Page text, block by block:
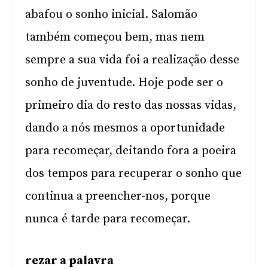
abafou o sonho inicial. Salomão
também começou bem, mas nem
sempre a sua vida foi a realização desse
sonho de juventude. Hoje pode ser o
primeiro dia do resto das nossas vidas,
dando a nós mesmos a oportunidade
para recomeçar, deitando fora a poeira
dos tempos para recuperar o sonho que
continua a preencher-nos, porque
nunca é tarde para recomeçar.
rezar a palavra